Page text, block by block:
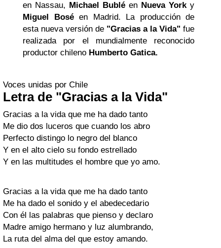
en Nassau, Michael Bublé en Nueva Yorky
Miguel Boséen Madrid. La producción de
esta nueva versión de "Gracias a la Vida" fue
realizada por el mundialmente reconocido
productor chileno Humberto Gatica.
Voces unidas por Chile
Letra de "Gracias a la Vida"
Gracias a la vida que me ha dado tanto
Me dio dos luceros que cuando los abro
Perfecto distingo lo negro del blanco
Y en el alto cielo su fondo estrellado
Y en las multitudes el hombre que yo amo.
Gracias a la vida que me ha dado tanto
Me ha dado el sonido y el abedecedario
Con él las palabras que pienso y declaro
Madre amigo hermano y luz alumbrando,
La ruta del alma del que estoy amando.